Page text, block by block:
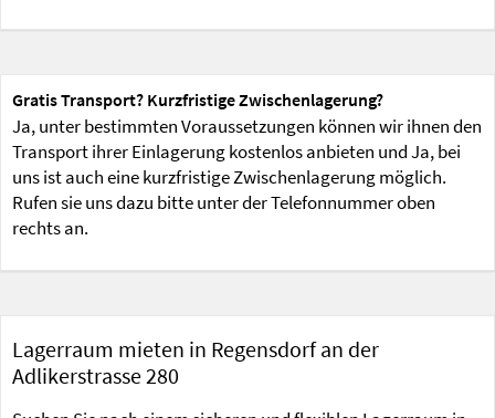
Gratis Transport? Kurzfristige Zwischenlagerung?
Ja, unter bestimmten Voraussetzungen können wir ihnen den
Transport ihrer Einlagerung kostenlos anbieten und Ja, bei
uns ist auch eine kurzfristige Zwischenlagerung möglich.
Rufen sie uns dazu bitte unter der Telefonnummer oben
rechts an.
Lagerraum mieten in Regensdorf an der
Adlikerstrasse 280